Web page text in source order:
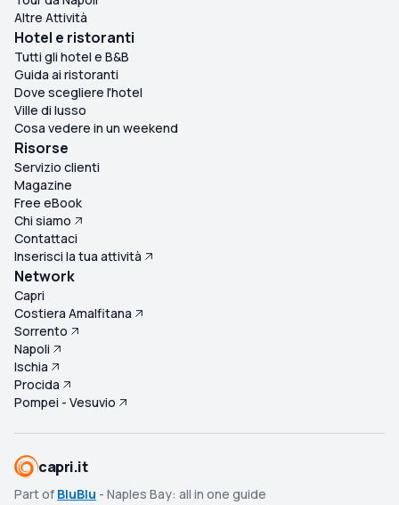
Altre Attività
Hotel e ristoranti
Tutti gli hotel e B&B
Guida ai ristoranti
Dove scegliere l'hotel
Ville di lusso
Cosa vedere in un weekend
Risorse
Servizio clienti
Magazine
Free eBook
Chi siamo
Contattaci
Inserisci la tua attività
Network
Capri
Costiera Amalfitana
Sorrento
Napoli
Ischia
Procida
Pompei - Vesuvio
capri.it
Part of BluBlu - Naples Bay: all in one guide